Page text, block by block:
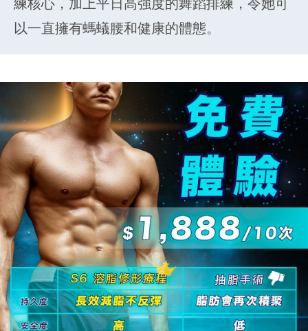
以一直擁有螞蟻腰和健康的體態。